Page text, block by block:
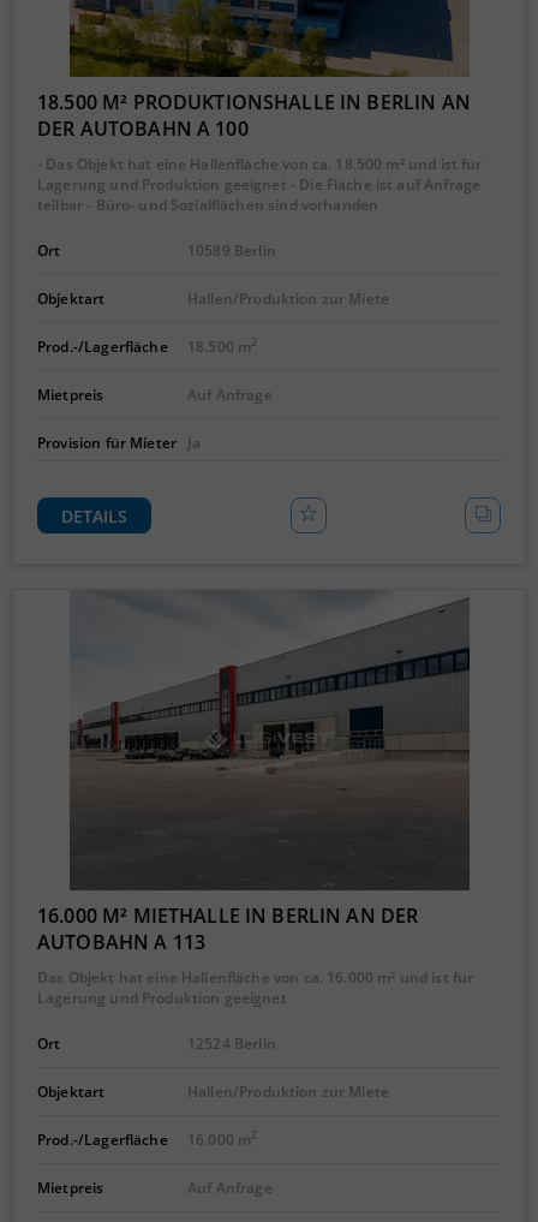
18.500 M² PRODUKTIONSHALLE IN BERLIN AN
DER AUTOBAHN A 100
- Das Objekt hat eine Hallenfläche von ca. 18.500 m² und ist für
Lagerung und Produktion geeignet - Die Fläche ist auf Anfrage
teilbar - Büro- und Sozialflächen sind vorhanden
Ort 10589 Berlin
Objektart Hallen/Produktion zur Miete
Prod.-/Lagerfläche 18.500 m2
Mietpreis Auf Anfrage
Provision für Mieter Ja
DETAILS
16.000 M² MIETHALLE IN BERLIN AN DER
AUTOBAHN A 113
Das Objekt hat eine Hallenfläche von ca. 16.000 m² und ist für
Lagerung und Produktion geeignet
Ort 12524 Berlin
Objektart Hallen/Produktion zur Miete
Prod.-/Lagerfläche 16.000 m2
Mietpreis Auf Anfrage